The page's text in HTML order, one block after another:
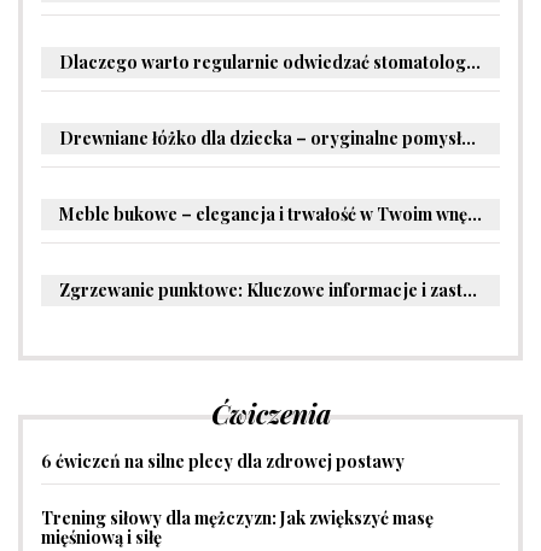
Dlaczego warto regularnie odwiedzać stomatologa?
Drewniane łóżko dla dziecka – oryginalne pomysły na aranżację pokoju malucha
Meble bukowe – elegancja i trwałość w Twoim wnętrzu
Zgrzewanie punktowe: Kluczowe informacje i zastosowania w przemyśle
Ćwiczenia
6 ćwiczeń na silne plecy dla zdrowej postawy
Trening siłowy dla mężczyzn: Jak zwiększyć masę
mięśniową i siłę